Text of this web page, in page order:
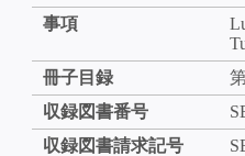
事項
冊子目録
収録図書番号
収録図書請求記号